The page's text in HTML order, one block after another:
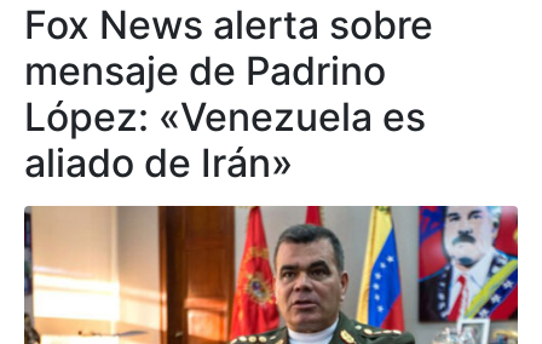
Fox News alerta sobre
mensaje de Padrino
López: «Venezuela es
aliado de Irán»